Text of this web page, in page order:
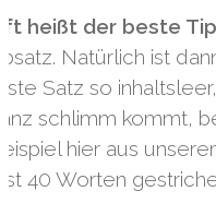
heißt der beste
Natürlich ist
Satz so
schlimm kommt,
hier aus
40 Worten